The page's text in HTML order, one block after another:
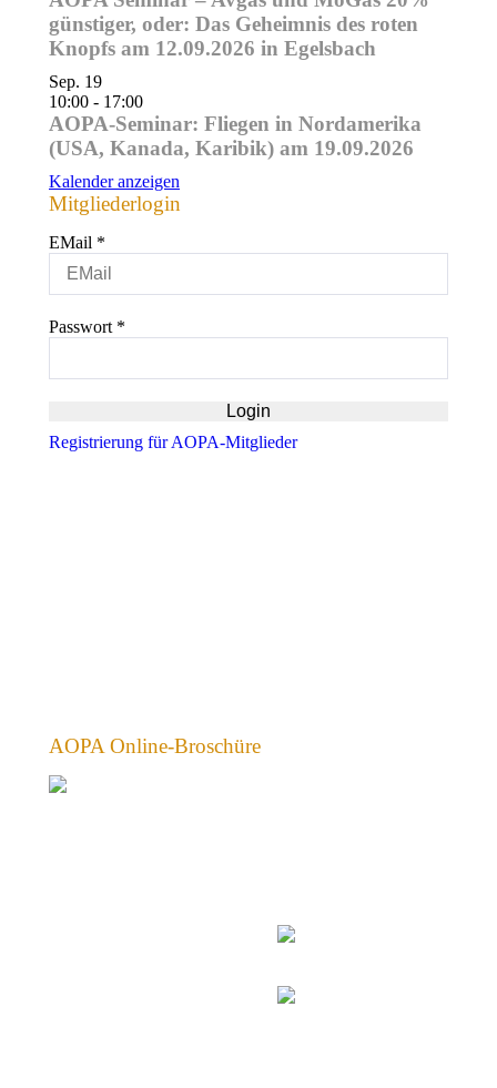
günstiger, oder: Das Geheimnis des roten
Knopfs am 12.09.2026 in Egelsbach
Sep. 19
10:00 - 17:00
AOPA-Seminar: Fliegen in Nordamerika
(USA, Kanada, Karibik) am 19.09.2026
Kalender anzeigen
Mitgliederlogin
EMail *
Passwort *
Registrierung für AOPA-Mitglieder
AOPA Online-Broschüre